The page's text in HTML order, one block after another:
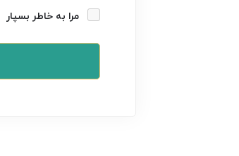
مرا به خاطر بسپار